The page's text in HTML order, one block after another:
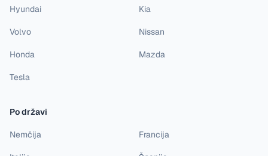
Hyundai Kia
Volvo Nissan
Honda Mazda
Tesla
Po državi
Nemčija Francija